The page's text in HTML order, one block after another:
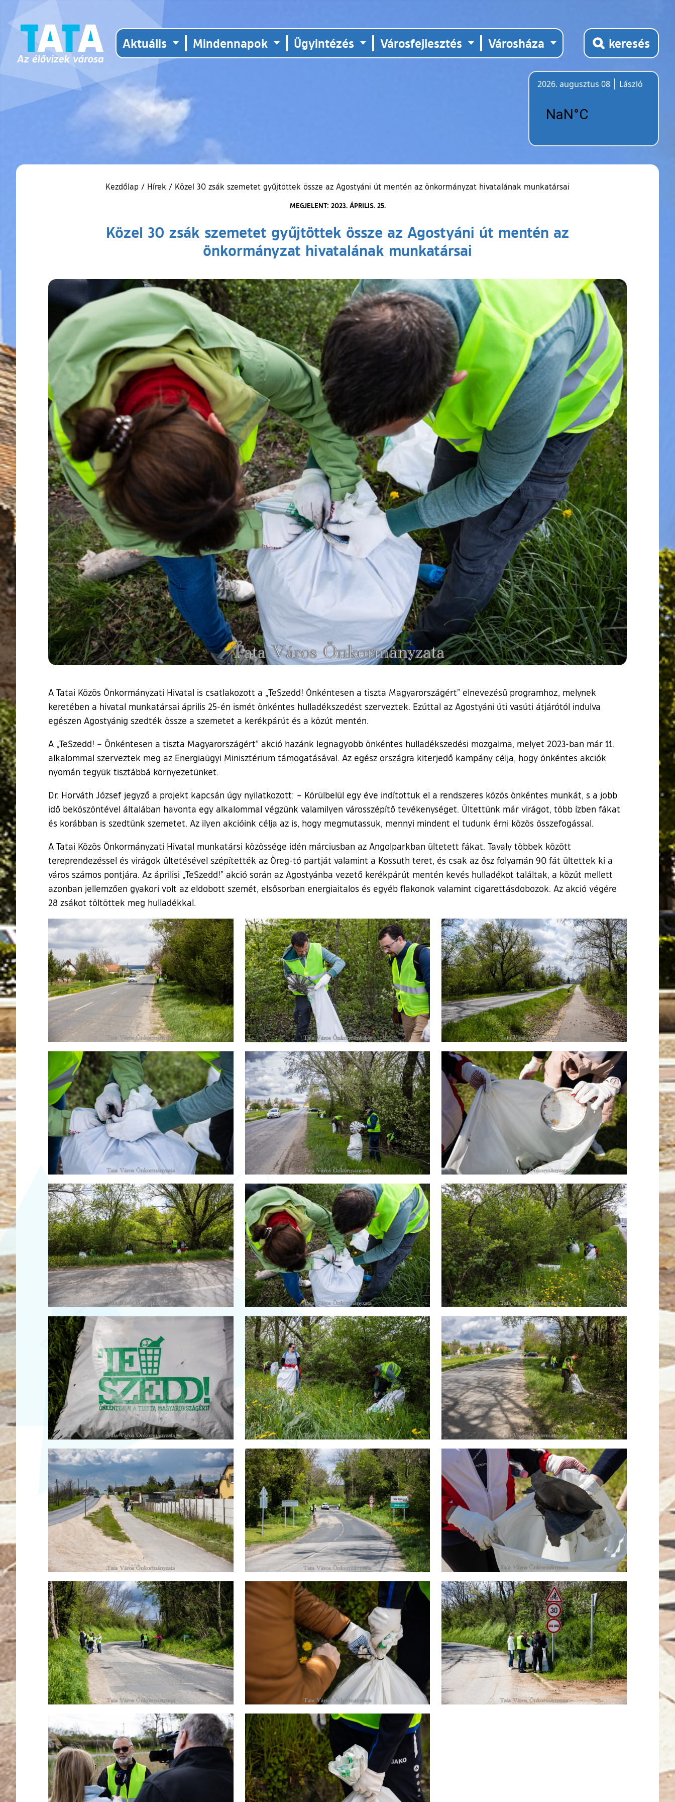
Aktuális Mindennapok Ügyintézés Városfejlesztés Városháza keresés
2026. augusztus 08
László
Kezdőlap / Hírek / Közel 30 zsák szemetet gyűjtöttek össze az Agostyáni út mentén az önkormányzat hivatalának munkatársai
MEGJELENT: 2023. ÁPRILIS. 25.
Közel 30 zsák szemetet gyűjtöttek össze az Agostyáni út mentén az
önkormányzat hivatalának munkatársai
A Tatai Közös Önkormányzati Hivatal is csatlakozott a „TeSzedd! Önkéntesen a tiszta Magyarországért” elnevezésű programhoz, melynek
keretében a hivatal munkatársai április 25-én ismét önkéntes hulladékszedést szerveztek. Ezúttal az Agostyáni úti vasúti átjárótól indulva
egészen Agostyánig szedték össze a szemetet a kerékpárút és a közút mentén.
A „TeSzedd! – Önkéntesen a tiszta Magyarországért” akció hazánk legnagyobb önkéntes hulladékszedési mozgalma, melyet 2023-ban már 11.
alkalommal szerveztek meg az Energiaügyi Minisztérium támogatásával. Az egész országra kiterjedő kampány célja, hogy önkéntes akciók
nyomán tegyük tisztábbá környezetünket.
Dr. Horváth József jegyző a projekt kapcsán úgy nyilatkozott: – Körülbelül egy éve indítottuk el a rendszeres közös önkéntes munkát, s a jobb
idő beköszöntével általában havonta egy alkalommal végzünk valamilyen városszépítő tevékenységet. Ültettünk már virágot, több ízben fákat
és korábban is szedtünk szemetet. Az ilyen akcióink célja az is, hogy megmutassuk, mennyi mindent el tudunk érni közös összefogással.
A Tatai Közös Önkormányzati Hivatal munkatársi közössége idén márciusban az Angolparkban ültetett fákat. Tavaly többek között
tereprendezéssel és virágok ültetésével szépítették az Öreg-tó partját valamint a Kossuth teret, és csak az ősz folyamán 90 fát ültettek ki a
város számos pontjára. Az áprilisi „TeSzedd!” akció során az Agostyánba vezető kerékpárút mentén kevés hulladékot találtak, a közút mellett
azonban jellemzően gyakori volt az eldobott szemét, elsősorban energiaitalos és egyéb flakonok valamint cigarettásdobozok. Az akció végére
28 zsákot töltöttek meg hulladékkal.
Ugrás a galéria utánra